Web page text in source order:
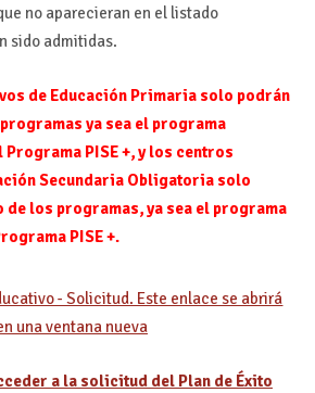
no aparecieran en el listado
sido admitidas.
de Educación Primaria solo podrán
programas ya sea el programa
Programa PISE +, y los centros
Secundaria Obligatoria solo
los programas, ya sea el programa
PISE +.
a la solicitud del Plan de Éxito